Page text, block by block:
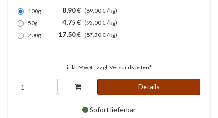
100g 8,90 € (89,00 € / kg)
50g
4,75 € (95,00 € / kg)
200g
17,50 € (87,50 € / kg)
inkl. MwSt., zzgl. Versandkosten*
Details
Sofort lieferbar